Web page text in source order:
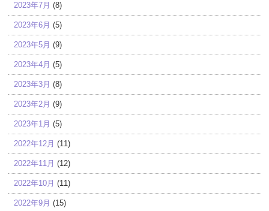
2023年7月 (8)
2023年6月 (5)
2023年5月 (9)
2023年4月 (5)
2023年3月 (8)
2023年2月 (9)
2023年1月 (5)
2022年12月 (11)
2022年11月 (12)
2022年10月 (11)
2022年9月 (15)